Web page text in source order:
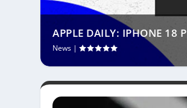
APPLE DAILY: IPHONE 18
News |